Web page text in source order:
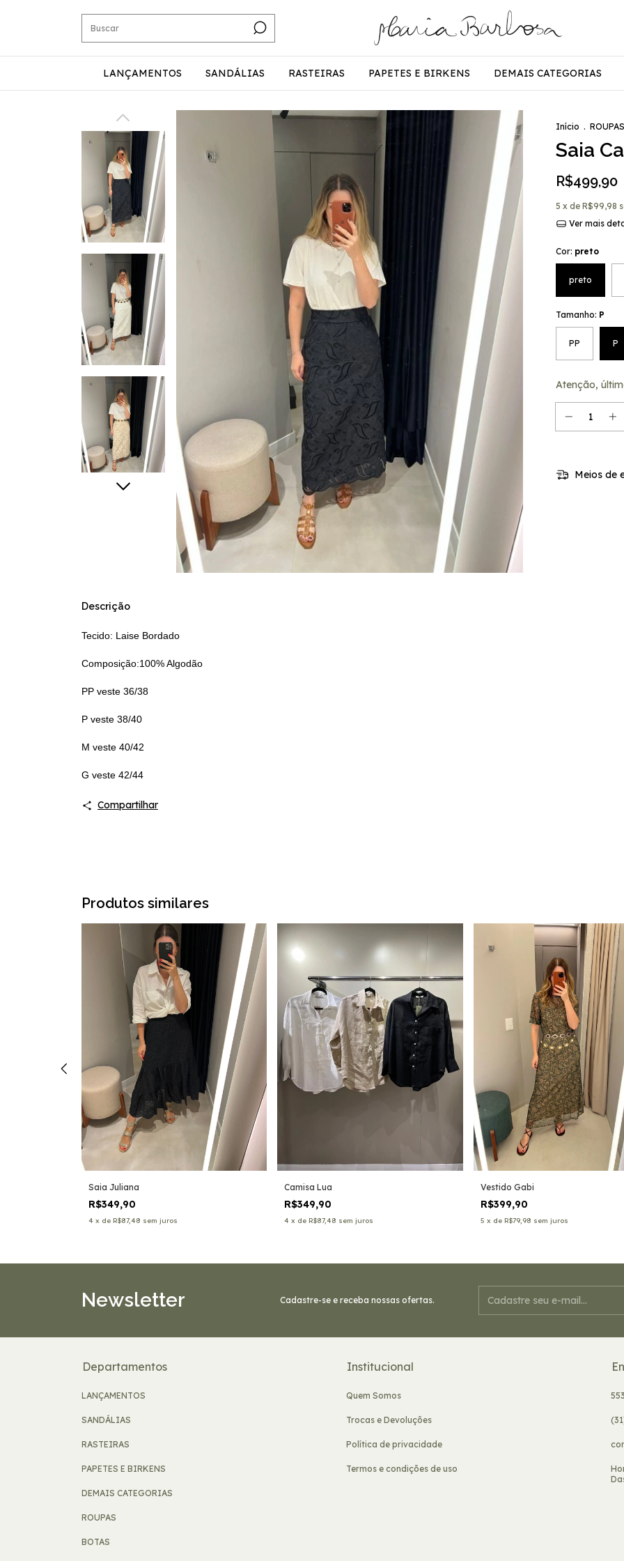
LANÇAMENTOS SANDÁLIAS RASTEIRAS PAPETES E BIRKENS DEMAIS CATEGORIAS
Início . ROUPAS
Saia
R$499,90
5 x de R$99,98
Ver mais
Cor: preto
preto
Tamanho: P
PP P
Atenção,
Meios de
Descrição
Tecido: Laise Bordado
Composição:100% Algodão
PP veste 36/38
P veste 38/40
M veste 40/42
G veste 42/44
Compartilhar
Produtos similares
Saia Juliana
R$349,90
4 x de R$87,48 sem juros
Camisa Lua
R$349,90
4 x de R$87,48 sem juros
Vestido Gabi
R$399,90
5 x de R$79,98 sem juros
Newsletter Cadastre-se e receba nossas ofertas.
Departamentos
LANÇAMENTOS
SANDÁLIAS
RASTEIRAS
PAPETES E BIRKENS
DEMAIS CATEGORIAS
ROUPAS
BOTAS
Institucional
Quem Somos
Trocas e Devoluções
Política de privacidade
Termos e condições de uso